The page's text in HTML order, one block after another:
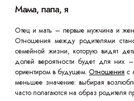
Мама, папа, я
Отец и мать – первые мужчина и
Отношения между родителями
семейной жизни, которую видят
долей вероятности будет для них
ориентиром в будущем.Отношения с
меньшее значение: выбирая
часто полагаются на образ родителя